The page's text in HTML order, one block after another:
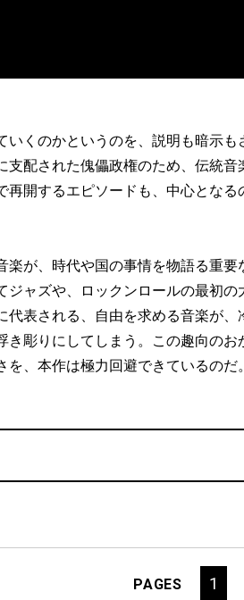
くのかというのを、説明も暗示も
配された傀儡政権のため、伝統音
開するエピソードも、中心となる
が、時代や国の事情を物語る重要
ャズや、ロックンロールの最初の
代表される、自由を求める音楽が、
彫りにしてしまう。この趣向のお
、本作は極力回避できているのだ。
PAGES 1